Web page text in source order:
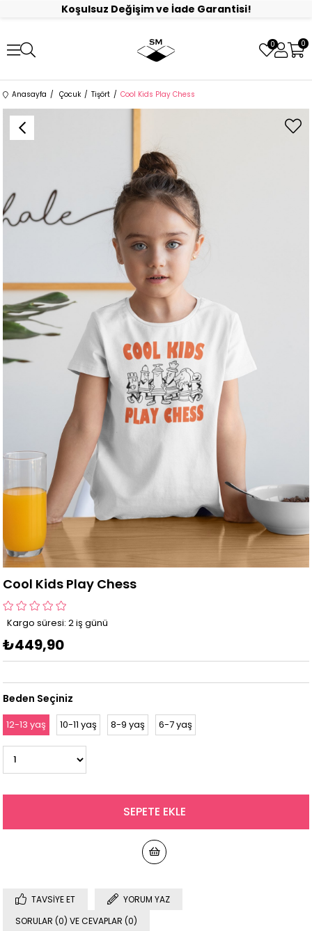
Koşulsuz Değişim ve İade Garantisi!
0 0
Anasayfa Çocuk Tişört Cool Kids Play Chess
Cool Kids Play Chess
Kargo süresi: 2 iş günü
₺449,90
Beden Seçiniz
12-13 yaş 10-11 yaş 8-9 yaş 6-7 yaş
TAVSIYE ET
YORUM YAZ
SORULAR (0) VE CEVAPLAR (0)